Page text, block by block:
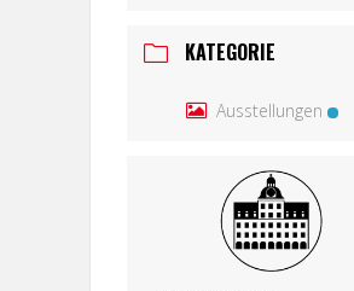
KATEGORIE
Ausstellungen